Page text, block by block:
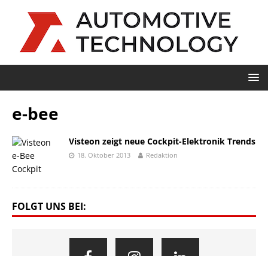
e-bee
Visteon zeigt neue Cockpit-Elektronik Trends
18. Oktober 2013 Redaktion
FOLGT UNS BEI: